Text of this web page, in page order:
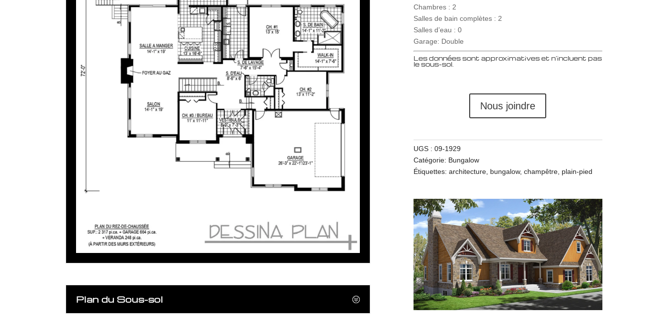
Plan du Sous-sol
Chambres : 2
Salles de bain complètes : 2
Salles d’eau : 0
Garage: Double
Les données sont approximatives et n’incluent pas
le sous-sol.
Nous joindre
UGS : 09-1929
Catégorie: Bungalow
Étiquettes: architecture, bungalow, champêtre, plain-pied